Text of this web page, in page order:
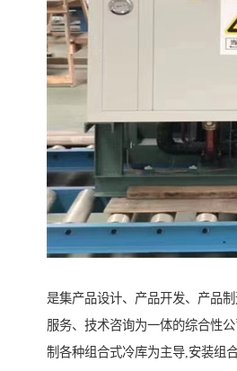
是集产品设计、产品开发、产品
服务、技术咨询为一体的综合性
制各种组合式冷库为主导,安装组